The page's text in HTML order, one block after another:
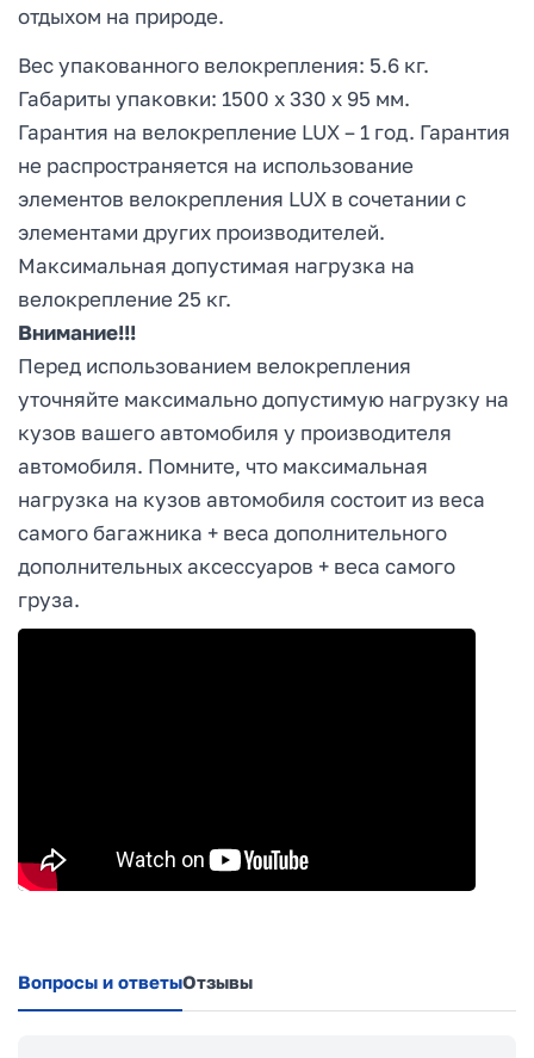
отдыхом на природе.
Вес упакованного велокрепления: 5.6 кг.
Габариты упаковки: 1500 х 330 х 95 мм.
Гарантия на велокрепление LUX – 1 год. Гарантия
не распространяется на использование
элементов велокрепления LUX в сочетании с
элементами других производителей.
Максимальная допустимая нагрузка на
велокрепление 25 кг.
Внимание!!!
Перед использованием велокрепления
уточняйте максимально допустимую нагрузку на
кузов вашего автомобиля у производителя
автомобиля. Помните, что максимальная
нагрузка на кузов автомобиля состоит из веса
самого багажника + веса дополнительного
дополнительных аксессуаров + веса самого
груза.
Вопросы и ответыОтзывы